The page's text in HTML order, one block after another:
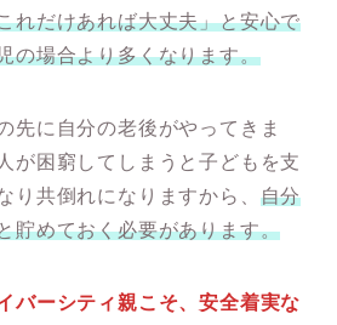
れだけあれば大丈夫」と安心で
の場合より多くなります。
先に自分の老後がやってきま
が困窮してしまうと子どもを支
り共倒れになりますから、 自分
貯めておく必要があります。
バーシティ親こそ、安全着実な